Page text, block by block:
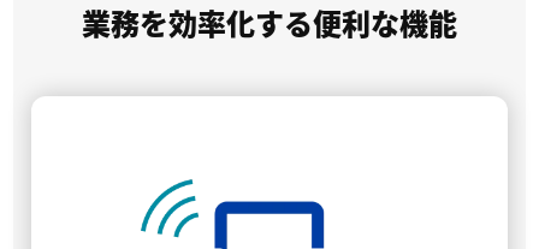
業務を効率化する便利な機能